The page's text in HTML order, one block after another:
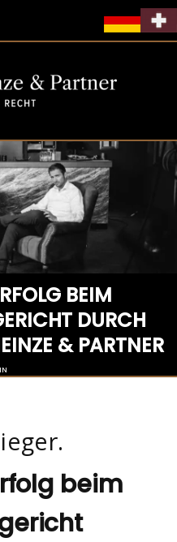
BEIM
DURCH
& PARTNER
beim